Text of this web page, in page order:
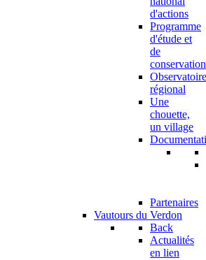
d'actions
Programme
d'étude et
de
conservation
Observatoire
régional
Une
chouette,
un village
Partenaires
Vautours du Verdon
Back
Actualités
en lien